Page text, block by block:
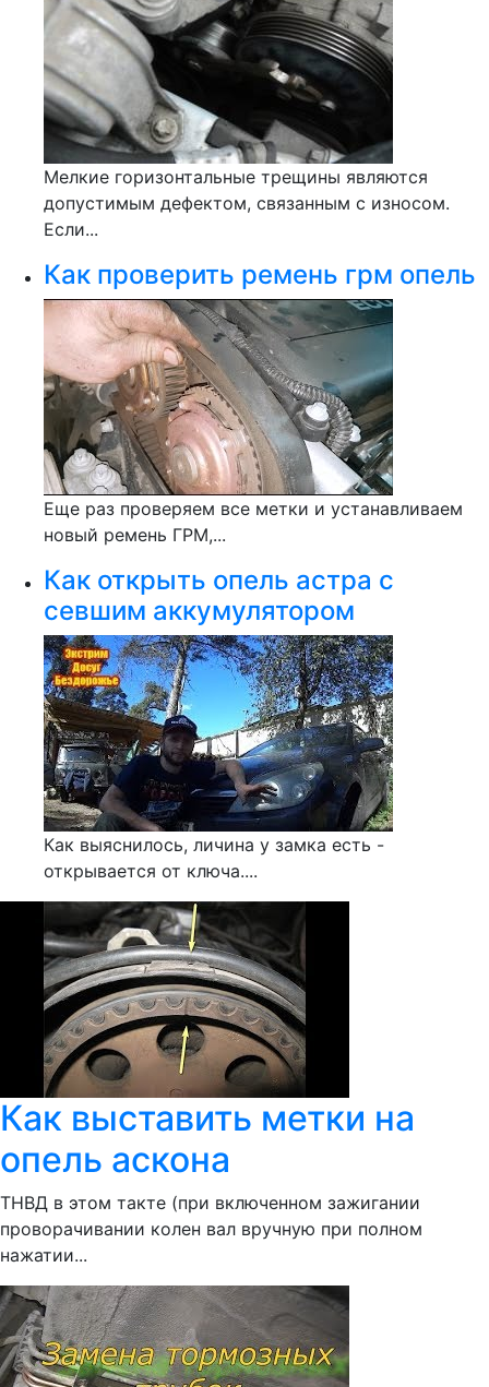
Мелкие горизонтальные трещины являются
допустимым дефектом, связанным с износом.
Если...
Как проверить ремень грм опель
Еще раз проверяем все метки и устанавливаем
новый ремень ГРМ,...
Как открыть опель астра с
севшим аккумулятором
Как выяснилось, личина у замка есть -
открывается от ключа....
Как выставить метки на
опель аскона
ТНВД в этом такте (при включенном зажигании
проворачивании колен вал вручную при полном
нажатии...